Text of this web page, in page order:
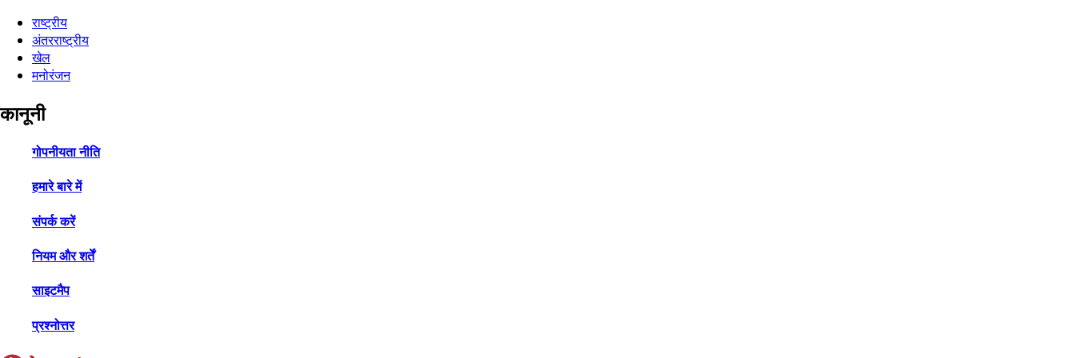
राष्ट्रीय
अंतरराष्ट्रीय
खेल
मनोरंजन
कानूनी
गोपनीयता नीति
हमारे बारे में
संपर्क करें
नियम और शर्तें
साइटमैप
प्रश्नोत्तर